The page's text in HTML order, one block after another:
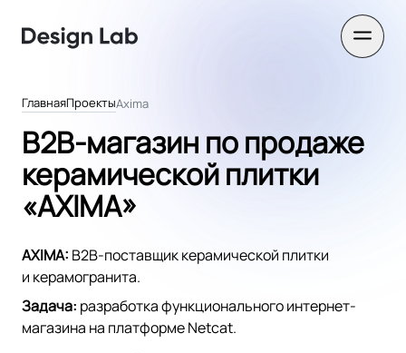
ГлавнаяПроектыAxima
B2B-магазин по продаже
керамической плитки
«AXIMA»
AXIMA: B2B-поставщик керамической плитки
и керамогранита.
Задача: разработка функционального интернет-
магазина на платформе Netcat.